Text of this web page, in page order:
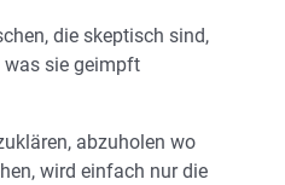
die skeptisch sind,
was sie geimpft
abzuholen wo
wird einfach nur die